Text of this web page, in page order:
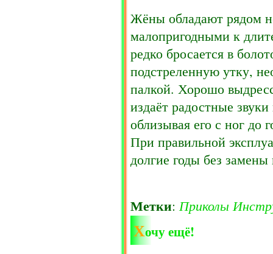
Жёны обладают рядом
малопригодными к
редко бросается в
подстреленную утку,
палкой. Хорошо
издаёт радостные
облизывая его с ног до
При правильной
долгие годы без
Метки: Приколы
Хочу ещё!